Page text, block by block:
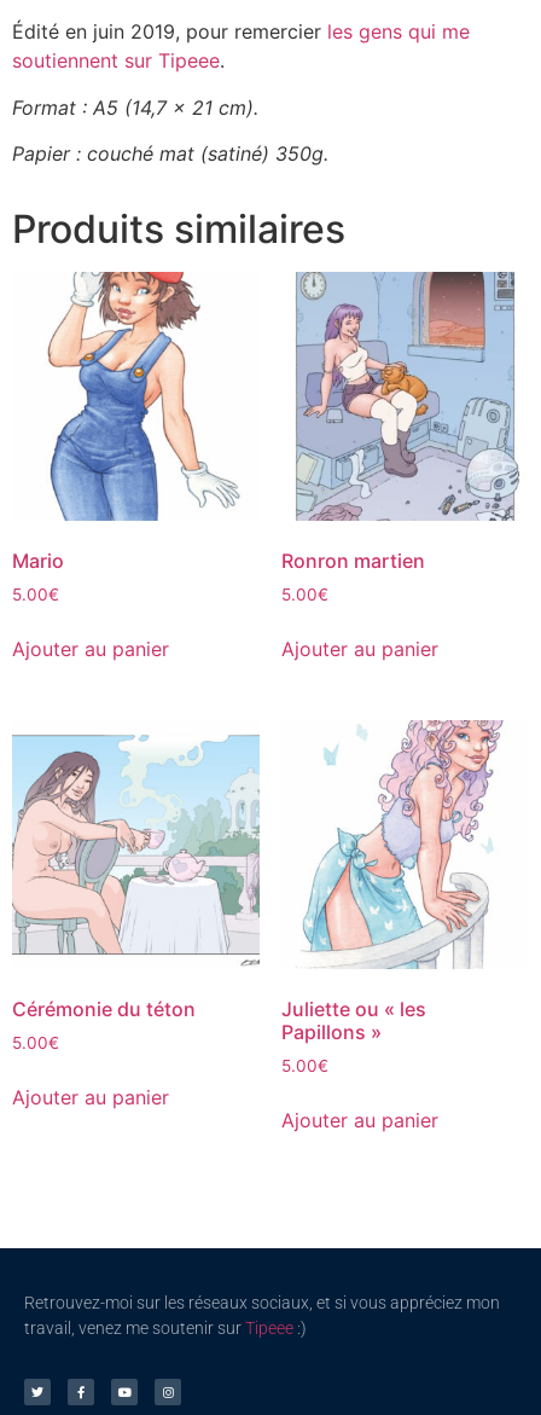
Édité en juin 2019, pour remercier les gens qui me
soutiennent sur Tipeee.
Format : A5 (14,7 x 21 cm).
Papier : couché mat (satiné) 350g.
Produits similaires
Mario
5.00€
Ajouter au panier
Ronron martien
5.00€
Ajouter au panier
Cérémonie du téton
5.00€
Ajouter au panier
Juliette ou « les
Papillons »
5.00€
Ajouter au panier
Retrouvez-moi sur les réseaux sociaux, et si vous appréciez mon
travail, venez me soutenir surTipeee :)